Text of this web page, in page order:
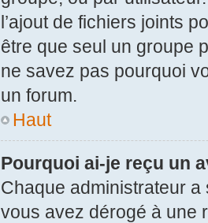
l’ajout de fichiers joints
être que seul un groupe
ne savez pas pourquoi
un forum.
Haut
Pourquoi ai-je reçu un
Chaque administrateur
vous avez dérogé à une